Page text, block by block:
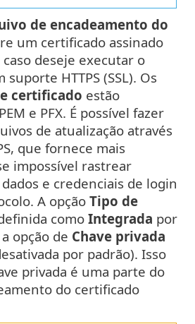
de encadeamento do
um certificado assinado
deseje executar o
suporte HTTPS (SSL). Os
certificado estão
e PFX. É possível fazer
de atualização através
que fornece mais
impossível rastrear
e credenciais de login
A opção Tipo de
comoIntegrada por
opção de Chave privada
por padrão). Isso
privada é uma parte do
do certificado